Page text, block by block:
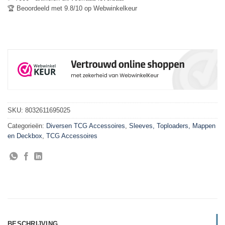
🏆 Beoordeeld met 9.8/10 op Webwinkelkeur
SKU: 8032611695025
Categorieën: Diversen TCG Accessoires Sleeves, Toploaders, Mappen
en Deckbox TCG Accessoires